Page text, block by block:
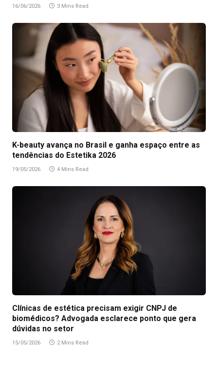
16/06/2026 3 Mins Read
K-beauty avança no Brasil e ganha espaço entre as
tendências do Estetika 2026
19/05/2026 4 Mins Read
Clínicas de estética precisam exigir CNPJ de
biomédicos? Advogada esclarece ponto que gera
dúvidas no setor
15/05/2026 2 Mins Read